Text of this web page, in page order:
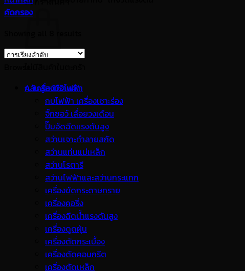
ตะกร้าสินค้า
กลับสู่หน้าร้านค้า
คัดกรอง
A. เครื่องมือไฟฟ้า
กบไฟฟ้า เครื่องเซาะร่อง
จิ๊กซอว์ เลื่อยวงเดือน
ปั๊มอัดฉีดแรงดันสูง
สว่านเจาะทำลายสกัด
สว่านแท่นแม่เหล็ก
สว่านโรตารี
สว่านไฟฟ้าและสว่านกระแทก
เครื่องขัดกระดาษทราย
เครื่องคอริ่ง
เครื่องฉีดน้ำแรงดันสูง
เครื่องดูดฝุ่น
เครื่องตัดกระเบื้อง
เครื่องตัดคอนกรีต
เครื่องตัดเหล็ก